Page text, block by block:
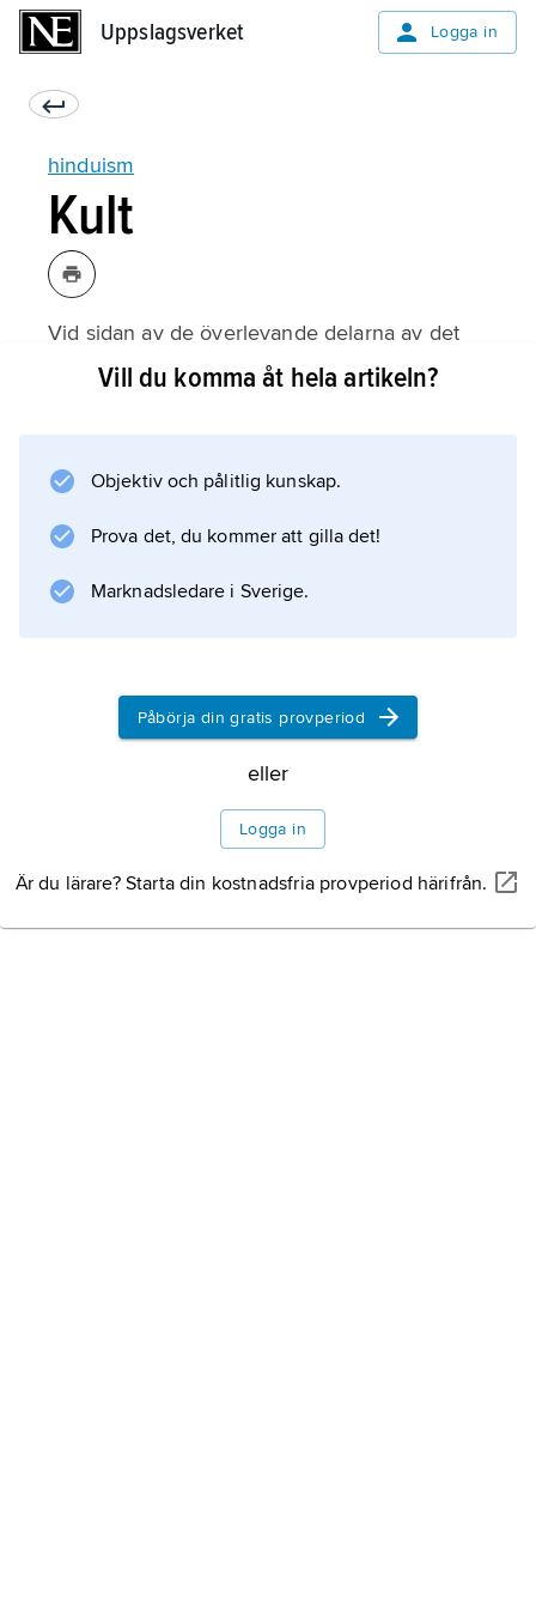
Uppslagsverket Logga in
hinduism
Kult
Vid sidan av de överlevande delarna av det
vediska ritsystemet utvecklades nya
) är ett väsentligt inslag. Denna ”agamiska”
kult (det vill säga kult i enlighet med
puja
Information om artikeln
Vill du komma åt hela artikeln?
Objektiv och pålitlig kunskap.
Prova det, du kommer att gilla det!
Marknadsledare i Sverige.
Påbörja din gratis provperiod
eller
Logga in
Är du lärare? Starta din kostnadsfria provperiod härifrån.